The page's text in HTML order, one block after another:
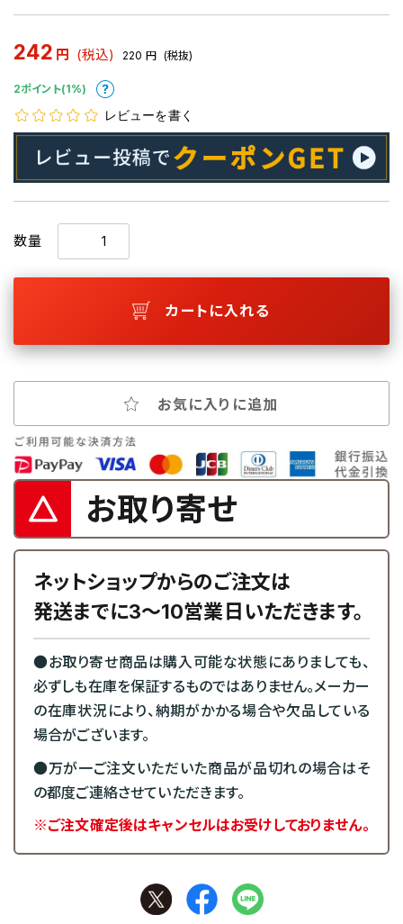
242 円 (税込) 220 円 (税抜)
2ポイント(1%)
レビューを書く
数量
カートに入れる
お気に入りに追加
お取り寄せ
ネットショップからのご注文は
発送までに3～10営業日いただきます。
●お取り寄せ商品は購入可能な状態にありましても、
必ずしも在庫を保証するものではありません。メーカー
の在庫状況により、納期がかかる場合や欠品している
場合がございます。
●万が一ご注文いただいた商品が品切れの場合はそ
の都度ご連絡させていただきます。
※ご注文確定後はキャンセルはお受けしておりません。